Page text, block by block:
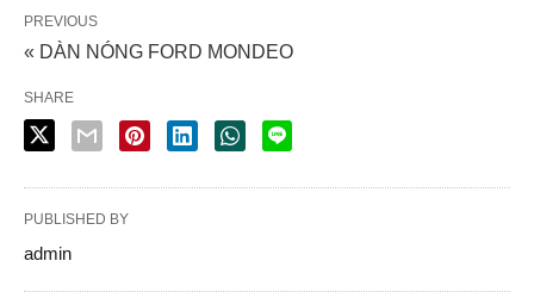
PREVIOUS
« DÀN NÓNG FORD MONDEO
SHARE
PUBLISHED BY
admin